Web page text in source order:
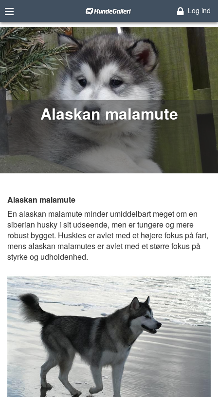
Log ind
Alaskan malamute
Alaskan malamute
En alaskan malamute minder umiddelbart meget om en
siberian husky i sit udseende, men er tungere og mere
robust bygget. Huskies er avlet med et højere fokus på fart,
mens alaskan malamutes er avlet med et større fokus på
styrke og udholdenhed.